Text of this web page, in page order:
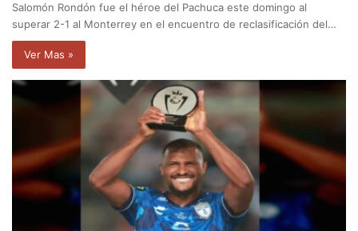
Salomón Rondón fue el héroe del Pachuca este domingo al
superar 2-1 al Monterrey en el encuentro de reclasificación del…
Ver Mas »